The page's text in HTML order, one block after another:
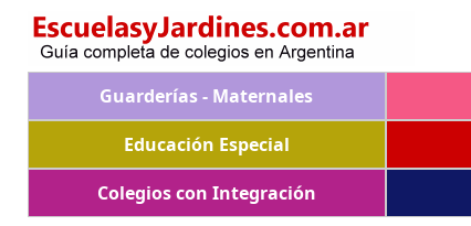
Guarderías - Maternales
Educación Especial
Colegios con Integración